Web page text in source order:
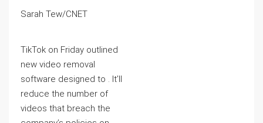
Sarah Tew/CNET
TikTok on Friday outlined
new video removal
software designed to . It’ll
reduce the number of
videos that breach the